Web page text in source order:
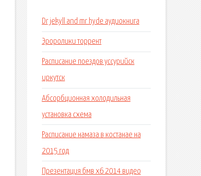
Dr jekyll and mr hyde аудиокнига
Эроролики торрент
Расписание поездов уссурийск
иркутск
Абсорбционная холодильная
установка схема
Расписание намаза в костанае на
2015 год
Презентация бмв х6 2014 видео